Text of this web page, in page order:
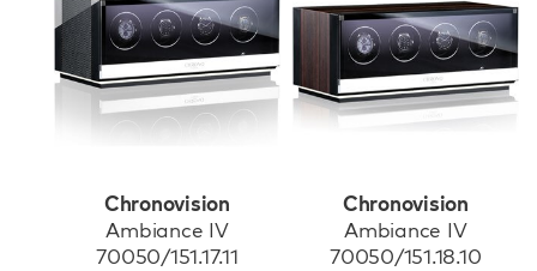
Chronovision
Ambiance IV
70050/151.17.11
Chronovision
Ambiance IV
70050/151.18.10